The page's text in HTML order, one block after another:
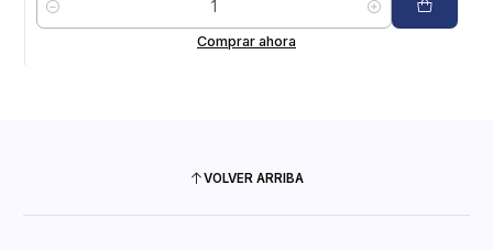
Cantidad
Comprar ahora
VOLVER ARRIBA